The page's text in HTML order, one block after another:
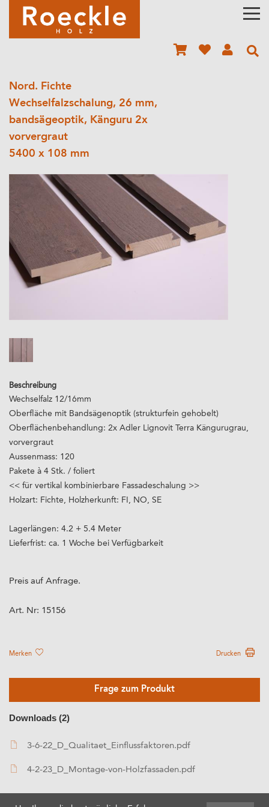
Nord. Fichte
Wechselfalzschalung, 26 mm,
bandsägeoptik, Känguru 2x
vorvergraut
5400 x 108 mm
Beschreibung
Wechselfalz 12/16mm
Oberfläche mit Bandsägenoptik (strukturfein gehobelt)
Oberflächenbehandlung: 2x Adler Lignovit Terra Kängurugrau,
vorvergraut
Aussenmass: 120
Pakete à 4 Stk. / foliert
<< für vertikal kombinierbare Fassadeschalung >>
Holzart: Fichte, Holzherkunft: FI, NO, SE
Lagerlängen: 4.2 + 5.4 Meter
Lieferfrist: ca. 1 Woche bei Verfügbarkeit
Preis auf Anfrage.
Art. Nr: 15156
Merken Drucken
Frage zum Produkt
Downloads (2)
3-6-22_D_Qualitaet_Einflussfaktoren.pdf
4-2-23_D_Montage-von-Holzfassaden.pdf